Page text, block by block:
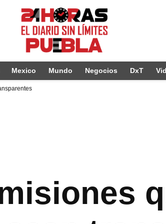
Mexico Mundo Negocios DxT